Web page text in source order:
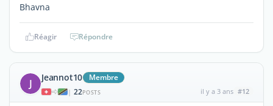
Bhavna
Réagir Répondre
J Jeannot10 Membre
| 22POSTS il y a 3 ans #12